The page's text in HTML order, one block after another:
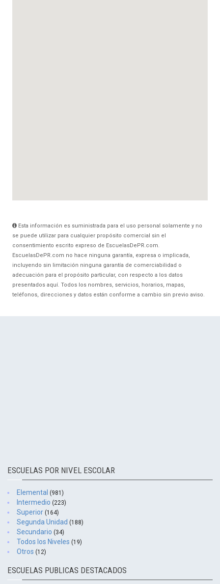
Esta información es suministrada para el uso personal solamente y no
se puede utilizar para cualquier propósito comercial sin el
consentimiento escrito expreso de EscuelasDePR.com.
EscuelasDePR.com no hace ninguna garantía, expresa o implicada,
incluyendo sin limitación ninguna garantía de comerciabilidad o
adecuación para el propósito particular, con respecto a los datos
presentados aquí. Todos los nombres, servicios, horarios, mapas,
teléfonos, direcciones y datos están conforme a cambio sin previo aviso.
ESCUELAS POR NIVEL ESCOLAR
Elemental (981)
Intermedio (223)
Superior (164)
Segunda Unidad (188)
Secundario (34)
Todos los Niveles (19)
Otros (12)
ESCUELAS PUBLICAS DESTACADOS